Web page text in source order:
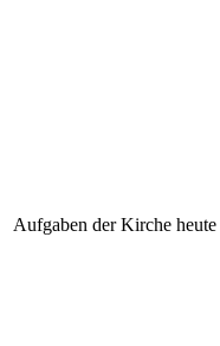
Aufgaben der Kirche heute